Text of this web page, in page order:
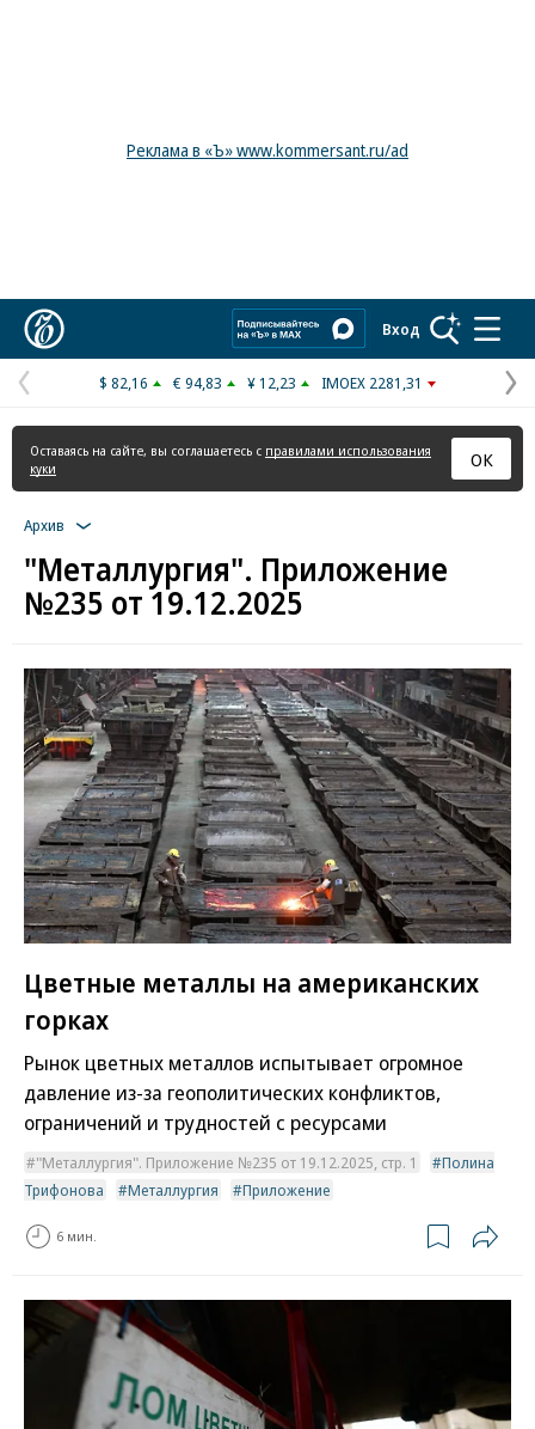
Реклама в «Ъ» www.kommersant.ru/ad
Вход
Предыдущая
страница
$ 82,16 € 94,83 ¥ 12,23 IMOEX 2281,31
Оставаясь на сайте, вы соглашаетесь с правилами использования
куки
ОК
Архив
"Металлургия". Приложение
№235 от 19.12.2025
Цветные металлы на американских
горках
Рынок цветных металлов испытывает огромное
давление из-за геополитических конфликтов,
ограничений и трудностей с ресурсами
"Металлургия". Приложение №235 от 19.12.2025, стр. 1
Полина
Трифонова
Металлургия Приложение
6 мин.